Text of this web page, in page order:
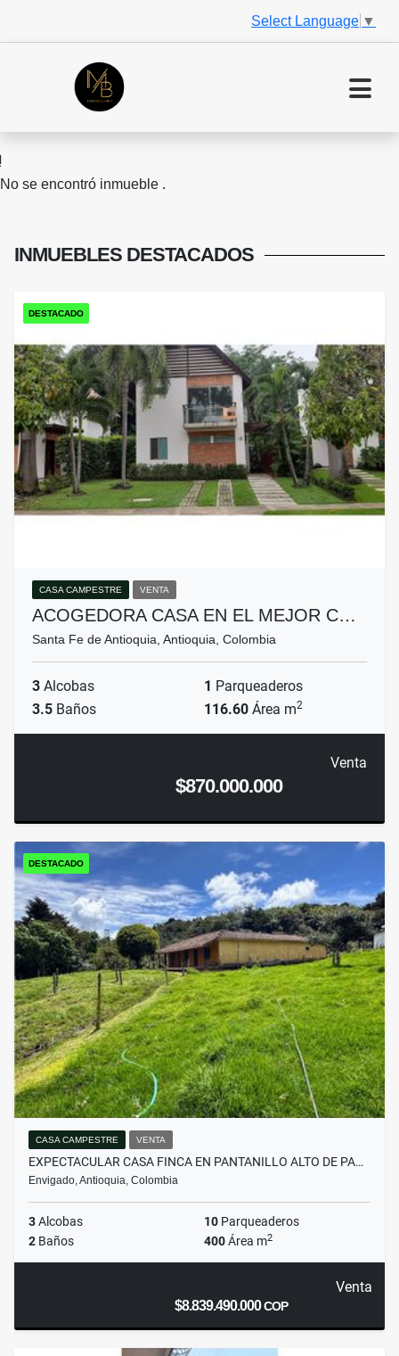
Select Language ▼
No se encontró inmueble .
INMUEBLES DESTACADOS
DESTACADO
CASA CAMPESTRE VENTA
ACOGEDORA CASA EN EL MEJOR C…
Santa Fe de Antioquia, Antioquia, Colombia
3 Alcobas 1 Parqueaderos
3.5 Baños 116.60 Área m2
Venta
$870.000.000
DESTACADO
CASA CAMPESTRE VENTA
EXPECTACULAR CASA FINCA EN PANTANILLO ALTO DE PA…
Envigado, Antioquia, Colombia
3Alcobas 10 Parqueaderos
2 Baños 400Área m2
Venta
$8.839.490.000COP